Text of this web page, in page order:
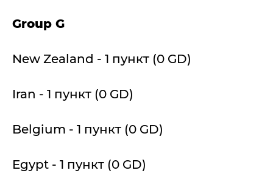
Group G
New Zealand - 1 пункт (0 GD)
Iran - 1 пункт (0 GD)
Belgium - 1 пункт (0 GD)
Egypt - 1 пункт (0 GD)